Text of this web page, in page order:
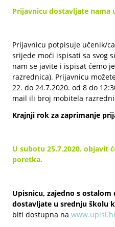
Prijavnicu dostavljate nama
Prijavnicu potpisuje učenik/
srijede moći ispisati sa svog
nam se javite i ispisat ćemo
razrednica). Prijavnicu
22. do 24.7.2020. od 8 do
mail ili broj mobitela
Krajnji rok za zaprimanje
U subotu 25.7.2020. objavit
poretka.
Upisnicu, zajedno s
dostavljate u srednju školu
biti dostupna na